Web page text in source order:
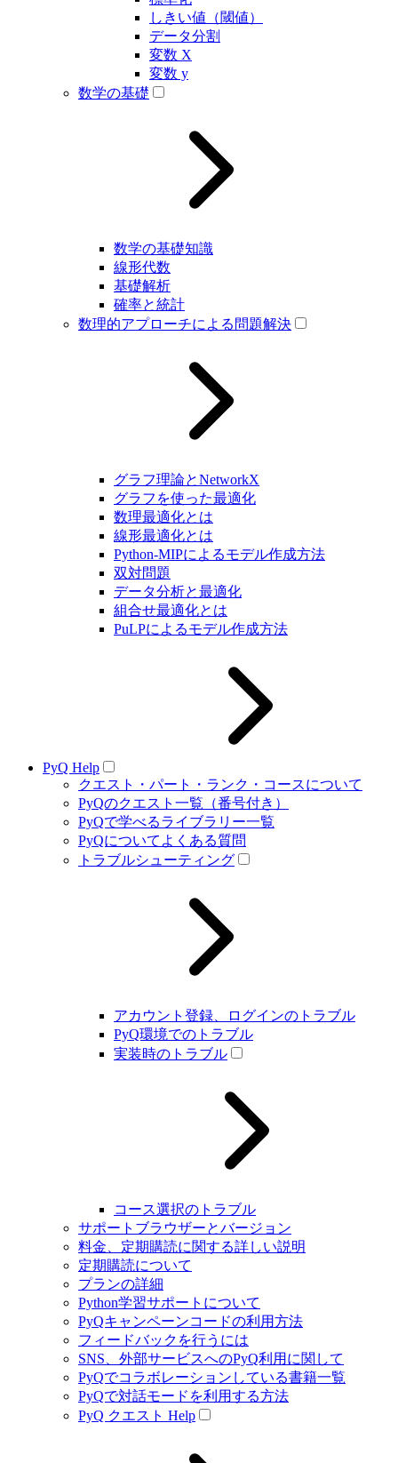
しきい値（閾値）
データ分割
変数 X
変数 y
数学の基礎
数学の基礎知識
線形代数
基礎解析
確率と統計
数理的アプローチによる問題解決
グラフ理論とNetworkX
グラフを使った最適化
数理最適化とは
線形最適化とは
Python-MIPによるモデル作成方法
双対問題
データ分析と最適化
組合せ最適化とは
PuLPによるモデル作成方法
PyQ Help
クエスト・パート・ランク・コースについて
PyQのクエスト一覧（番号付き）
PyQで学べるライブラリー一覧
PyQについてよくある質問
トラブルシューティング
アカウント登録、ログインのトラブル
PyQ環境でのトラブル
実装時のトラブル
コース選択のトラブル
サポートブラウザーとバージョン
料金、定期購読に関する詳しい説明
定期購読について
プランの詳細
Python学習サポートについて
PyQキャンペーンコードの利用方法
フィードバックを行うには
SNS、外部サービスへのPyQ利用に関して
PyQでコラボレーションしている書籍一覧
PyQで対話モードを利用する方法
PyQ クエスト Help